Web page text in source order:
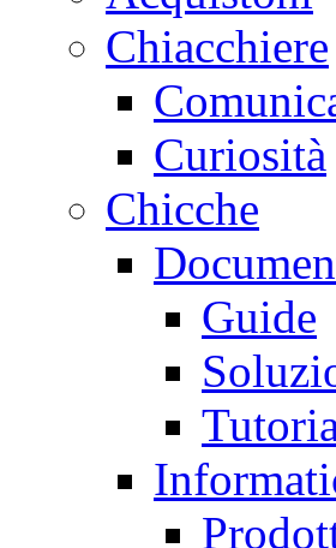
Chiacchiere
Curiosità
Chicche
Guide